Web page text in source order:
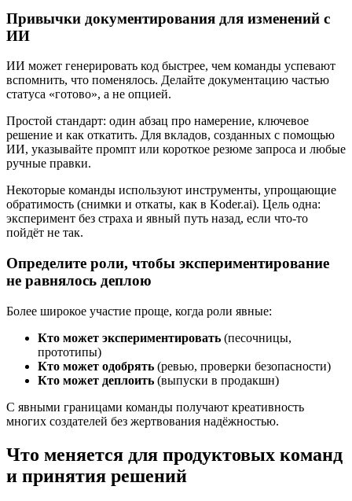
Привычки документирования для изменений с
ИИ
ИИ может генерировать код быстрее, чем команды успевают
вспомнить, что поменялось. Делайте документацию частью
статуса «готово», а не опцией.
Простой стандарт: один абзац про намерение, ключевое
решение и как откатить. Для вкладов, созданных с помощью
ИИ, указывайте промпт или короткое резюме запроса и любые
ручные правки.
Некоторые команды используют инструменты, упрощающие
обратимость (снимки и откаты, как в Koder.ai). Цель одна:
эксперимент без страха и явный путь назад, если что‑то
пойдёт не так.
Определите роли, чтобы экспериментирование
не равнялось деплою
Более широкое участие проще, когда роли явные:
Кто может экспериментировать (песочницы,
прототипы)
Кто может одобрять (ревью, проверки безопасности)
Кто может деплоить (выпуски в продакшн)
С явными границами команды получают креативность
многих создателей без жертвования надёжностью.
Что меняется для продуктовых команд
и принятия решений